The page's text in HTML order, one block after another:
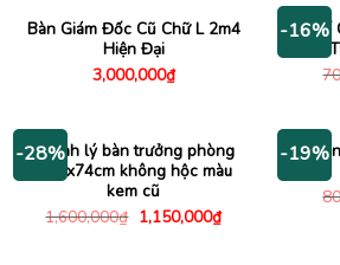
940,000₫.
Bàn Giám Đốc Cũ Chữ L 2m4
Hiện Đại
3,000,000₫
-16%
Ghế
-28%
Thanh lý bàn trưởng phòng
1m6x74cm không hộc màu
kem cũ
1,600,000₫ Giá
gốc
1,150,000₫Giá
hiện
-19%